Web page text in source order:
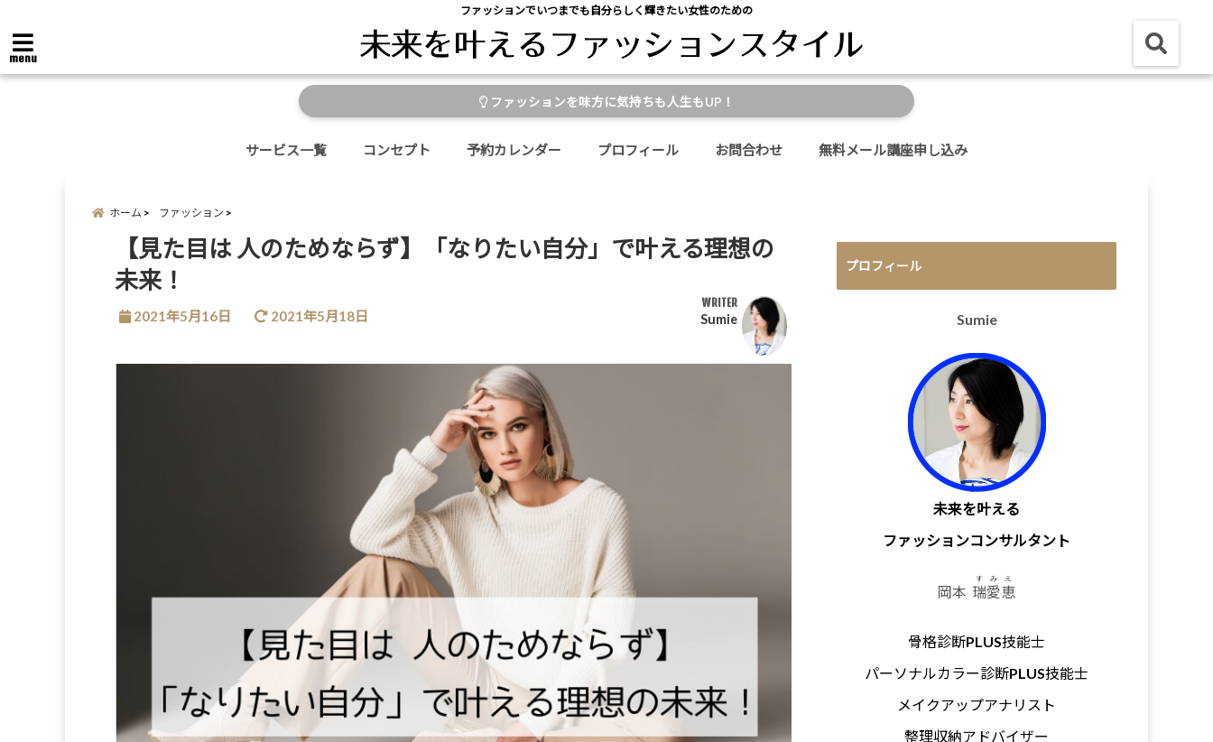
ファッションでいつまでも自分らしく輝きたい女性のための
menu
ファッションを味方に気持ちも人生もUP！
サービス一覧 コンセプト 予約カレンダー プロフィール お問合わせ 無料メール講座申し込み
ホーム ファッション
【見た目は 人のためならず】「なりたい自分」で叶える理想の
未来！
2021年5月16日 2021年5月18日
WRITER
Sumie
プロフィール
Sumie
未来を叶える
ファッションコンサルタント
岡本 瑞愛恵
すみえ
骨格診断PLUS技能士
パーソナルカラー診断PLUS技能士
メイクアップアナリスト
整理収納アドバイザー